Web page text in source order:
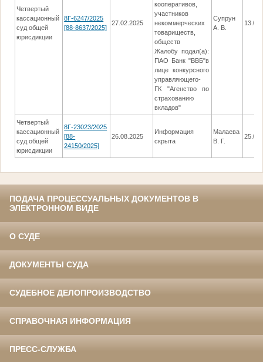
Четвертый
кассационный
суд общей
юрисдикции
8Г-6247/2025
[88-8637/2025]
27.02.2025
кооперативов,
участников
некоммерческих
товариществ,
обществ
Жалобу подал(а):
ПАО Банк "ВВБ"в
лице конкурсного
управляющего-
ГК "Агенство по
страхованию
вкладов"
Супрун
А. В.
Четвертый
кассационный
суд общей
юрисдикции
8Г-23023/2025
[88-
24150/2025]
26.08.2025
Информация
скрыта
Малаева
В. Г.
ПОДАЧА ПРОЦЕССУАЛЬНЫХ ДОКУМЕНТОВ В
ЭЛЕКТРОННОМ ВИДЕ
О СУДЕ
ДОКУМЕНТЫ СУДА
СУДЕБНОЕ ДЕЛОПРОИЗВОДСТВО
СПРАВОЧНАЯ ИНФОРМАЦИЯ
ПРЕСС-СЛУЖБА